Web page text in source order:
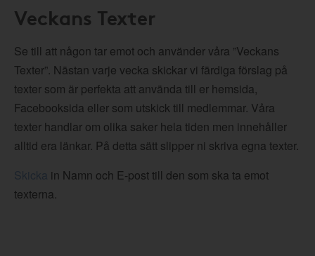
Veckans Texter
Se till att någon tar emot och använder våra ”Veckans
Texter”. Nästan varje vecka skickar vi färdiga förslag på
texter som är perfekta att använda till er hemsida,
Facebooksida eller som utskick till medlemmar. Våra
texter handlar om olika saker hela tiden men innehåller
alltid era länkar. På detta sätt slipper ni skriva egna texter.
Skicka in Namn och E-post till den som ska ta emot
texterna.